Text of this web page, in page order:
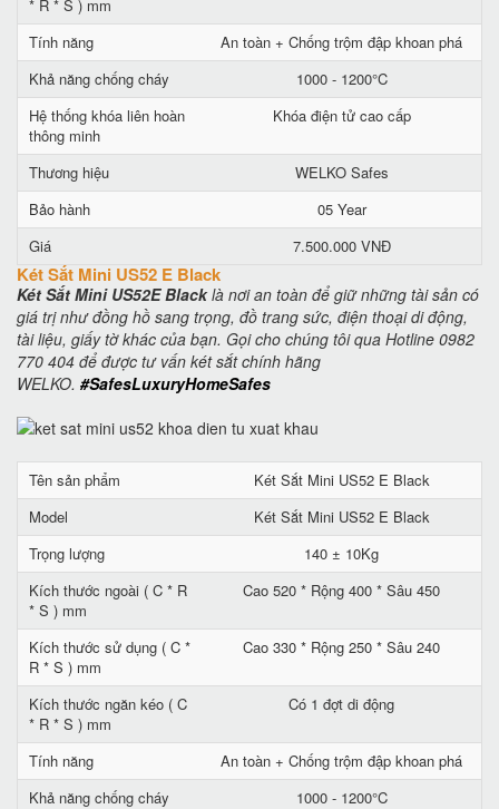
* R * S ) mm
Tính năng
An toàn + Chống trộm đập khoan phá
Khả năng chống cháy
1000 - 1200°C
Hệ thống khóa liên hoàn
thông minh
Khóa điện tử cao cấp
Thương hiệu
WELKO Safes
Bảo hành
05 Year
Giá
7.500.000 VNĐ
Két Sắt Mini US52 E Black
Két Sắt Mini US52E Blacklà nơi an toàn để giữ những tài sản có
giá trị như đồng hồ sang trọng, đồ trang sức, điện thoại di động,
tài liệu, giấy tờ khác của bạn. Gọi cho chúng tôi qua Hotline 0982
770 404 để được tư vấn két sắt chính hãng
WELKO. #SafesLuxuryHomeSafes
Tên sản phẩm
Két Sắt Mini US52 E Black
Model
Két Sắt Mini US52 E Black
Trọng lượng
140 ± 10Kg
Kích thước ngoài ( C * R
* S ) mm
Cao 520 * Rộng 400 * Sâu 450
Kích thước sử dụng ( C *
R * S ) mm
Cao 330 * Rộng 250 * Sâu 240
Kích thước ngăn kéo ( C
* R * S ) mm
Có 1 đợt di động
Tính năng
An toàn + Chống trộm đập khoan phá
Khả năng chống cháy
1000 - 1200°C